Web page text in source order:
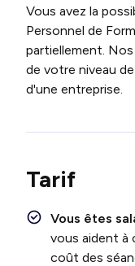
Vous avez la
Personnel de
partiellement.
de votre niveau
d'une entreprise.
Tarif
Vous êtes
vous aident à
coût des